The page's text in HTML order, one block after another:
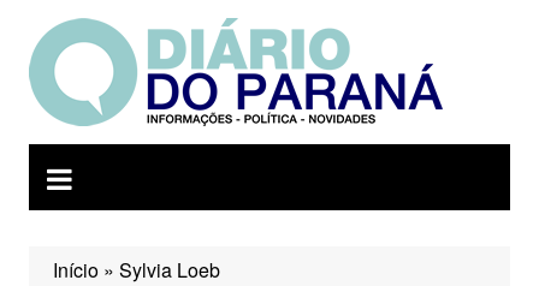
para
conteúdo
Início» Sylvia Loeb